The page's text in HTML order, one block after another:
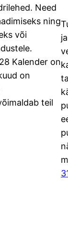
Need
ning
või
Kalender on
on
teil